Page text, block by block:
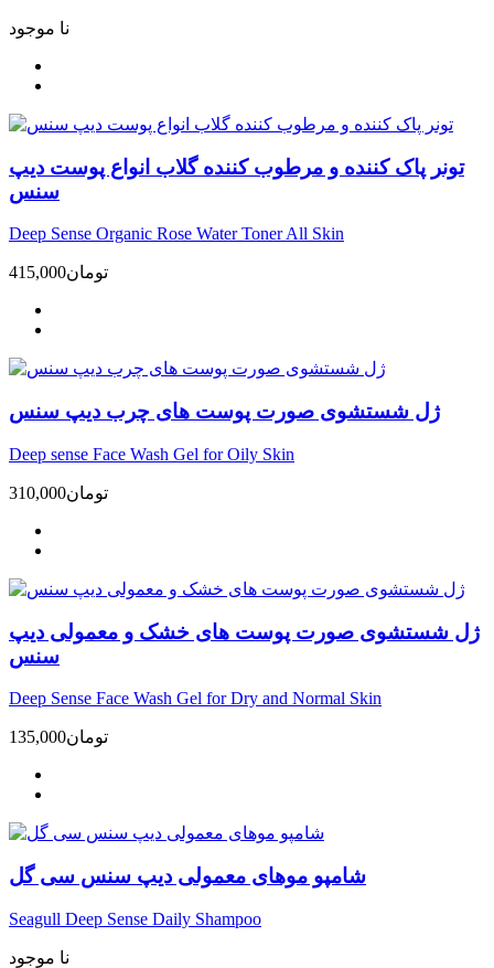
نا موجود
تونر پاک کننده و مرطوب کننده گلاب انواع پوست دیپ
سنس
Deep Sense Organic Rose Water Toner All Skin
415,000تومان
ژل شستشوی صورت پوست های چرب دیپ سنس
Deep sense Face Wash Gel for Oily Skin
310,000تومان
ژل شستشوی صورت پوست های خشک و معمولی دیپ
سنس
Deep Sense Face Wash Gel for Dry and Normal Skin
135,000تومان
شامپو موهای معمولی دیپ سنس سی گل
Seagull Deep Sense Daily Shampoo
نا موجود